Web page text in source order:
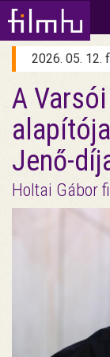
2026. 05. 12.
A
Jenő-
Holtai Gábor